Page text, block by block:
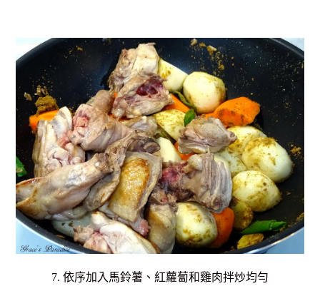
7. 依序加入馬鈴薯、紅蘿蔔和雞肉拌炒均勻